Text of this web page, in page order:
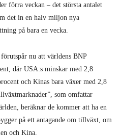
förra veckan – det största antalet
det in en halv miljon nya
på bara en vecka.
nu att världens BNP
där USA:s minskar med 2,8
och Kinas bara växer med 2,8
som omfattar
beräknar de kommer att ha en
på ett antagande om tillväxt, om
och Kina.